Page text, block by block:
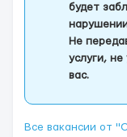
будет
Не
услуги,
вас.
Все вакансии от